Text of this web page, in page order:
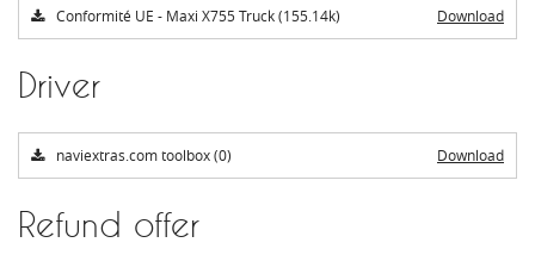
Conformité UE - Maxi X755 Truck (155.14k) Download
Driver
naviextras.com toolbox (0) Download
Refund offer